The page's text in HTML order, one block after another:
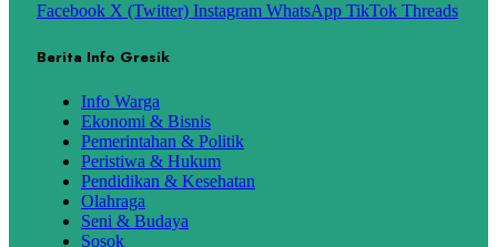
Facebook X (Twitter) Instagram WhatsApp TikTok Threads
Berita Info Gresik
Info Warga
Ekonomi & Bisnis
Pemerintahan & Politik
Peristiwa & Hukum
Pendidikan & Kesehatan
Olahraga
Seni & Budaya
Sosok